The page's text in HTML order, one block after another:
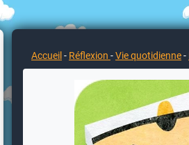
Accueil - Réflexion -Vie quotidienne-